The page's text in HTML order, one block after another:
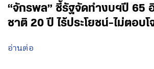
“จักรพล” ชี้รัฐจัดทำงบฯปี 65
ชาติ 20 ปี ไร้ประโยชน์-ไม่ตอบโ
อ่านต่อ